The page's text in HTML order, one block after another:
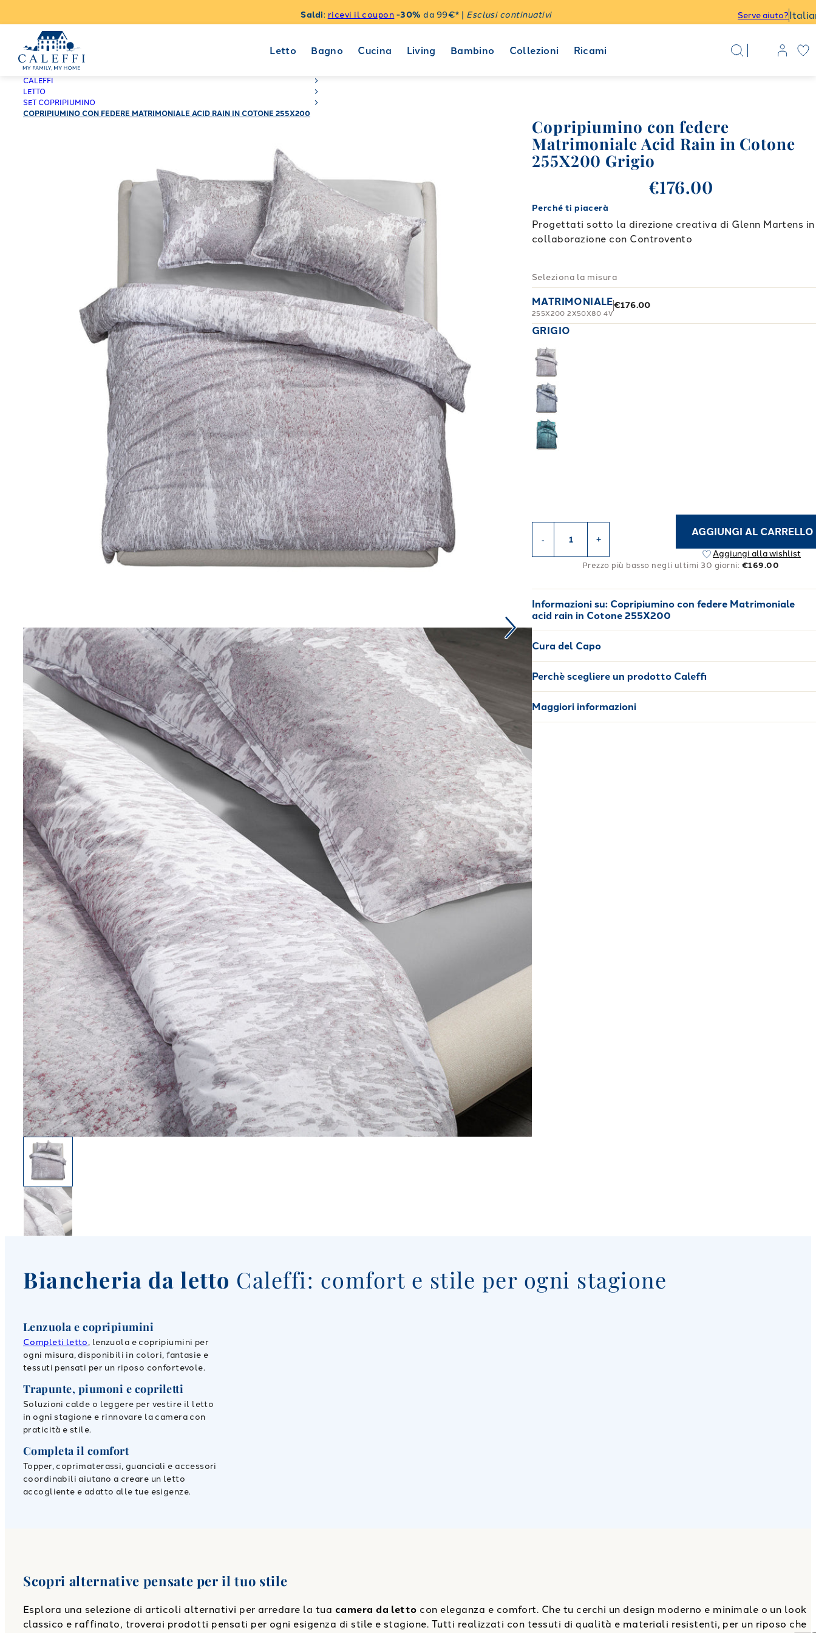
Saldi: ricevi il coupon -30% da 99€* | Esclusi continuativi Serve aiuto?
Letto Bagno Cucina Living Bambino Collezioni Ricami
CALEFFI
LETTO
SET COPRIPIUMINO
COPRIPIUMINO CON FEDERE MATRIMONIALE ACID RAIN IN COTONE 255X200
Copripiumino con federe
Matrimoniale Acid Rain in Cotone
255X200 Grigio
€176.00
Perché ti piacerà
Progettati sotto la direzione creativa di Glenn Martens in
collaborazione con Controvento
Seleziona la misura
MATRIMONIALE
255X200 2X50X80 4V
€176.00
GRIGIO
- +
AGGIUNGI AL CARRELLO
Aggiungi alla wishlist
Prezzo più basso negli ultimi 30 giorni: €169.00
Informazioni su: Copripiumino con federe Matrimoniale
acid rain in Cotone 255X200
Cura del Capo
Perchè scegliere un prodotto Caleffi
Maggiori informazioni
Biancheria da letto Caleffi: comfort e stile per ogni stagione
Lenzuola e copripiumini
Completi letto, lenzuola e copripiumini per
ogni misura, disponibili in colori, fantasie e
tessuti pensati per un riposo confortevole.
Trapunte, piumoni e copriletti
Soluzioni calde o leggere per vestire il letto
in ogni stagione e rinnovare la camera con
praticità e stile.
Completa il comfort
Topper, coprimaterassi, guanciali e accessori
coordinabili aiutano a creare un letto
accogliente e adatto alle tue esigenze.
Scopri alternative pensate per il tuo stile
Esplora una selezione di articoli alternativi per arredare la tua camera da letto con eleganza e comfort. Che tu cerchi un design moderno e minimale o un look
classico e raffinato, troverai prodotti pensati per ogni esigenza di stile e stagione. Tutti realizzati con tessuti di qualità e materiali resistenti, per un riposo che